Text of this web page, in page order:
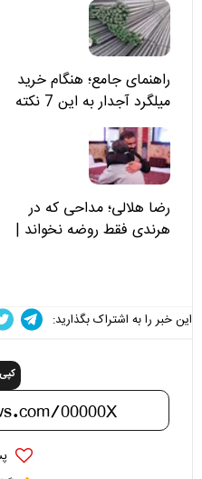
راهنمای جامع؛ هنگام خرید
میلگرد آجدار به این 7 نکته
توجه کنید
رضا هلالی؛ مداحی که در
هرندی فقط روضه نخواند |
این خبر را به اشتراک بگذارید: